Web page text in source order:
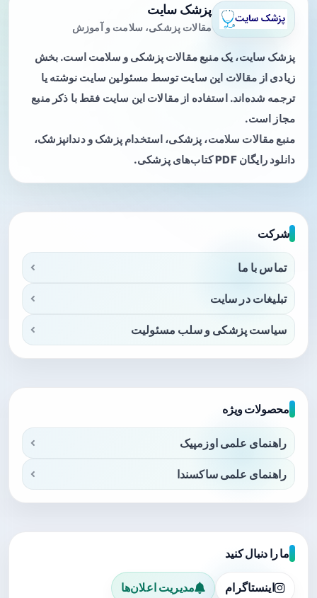
پزشک سایت
مقالات پزشکی، سلامت و آموزش
پزشک سایت، یک منبع مقالات پزشکی و سلامت است. بخش
زیادی از مقالات این سایت توسط مسئولین سایت نوشته یا
ترجمه شده‌اند. استفاده از مقالات این سایت فقط با ذکر منبع
مجاز است.
منبع مقالات سلامت، پزشکی، استخدام پزشک و دندانپزشک،
دانلود رایگان PDF کتاب‌های پزشکی.
شرکت
تماس با ما
تبلیغات در سایت
سیاست پزشکی و سلب مسئولیت
محصولات ویژه
راهنمای علمی اوزمپیک
راهنمای علمی ساکسندا
ما را دنبال کنید
اینستاگرام مدیریت اعلان‌ها